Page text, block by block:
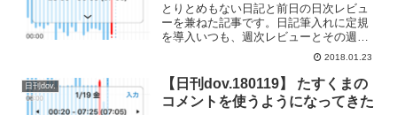
とりとめもない日記と前日の日次レビュ
ーを兼ねた記事です。日記筆入れに定規
を導入いつも、週次レビューとその週の
タスクデザインは、会社で実施すること
が多いです。会社のタスク状況の反映も
あわせて実施するので。フランクリンプ
ランナーのブランクページ...
2018.01.23
日刊dov.
【日刊dov.180119】 たすくまの
コメントを使うようになってきた